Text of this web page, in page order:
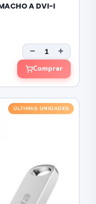
A DVI-I
− +
Comprar
ÚLTIMAS UNIDADES